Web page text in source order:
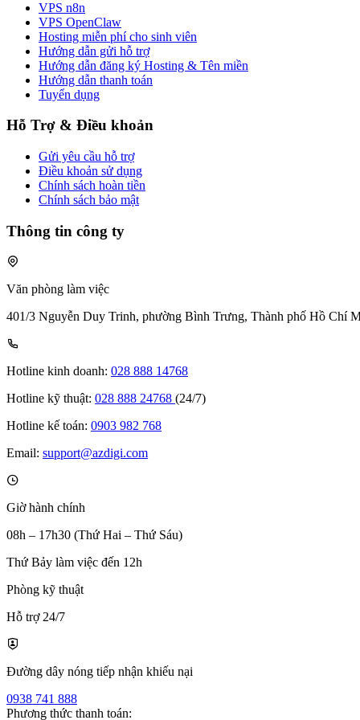
VPS n8n
VPS OpenClaw
Hosting miễn phí cho sinh viên
Hướng dẫn gửi hỗ trợ
Hướng dẫn đăng ký Hosting & Tên miền
Hướng dẫn thanh toán
Tuyển dụng
Hỗ Trợ & Điều khoản
Gửi yêu cầu hỗ trợ
Điều khoản sử dụng
Chính sách hoàn tiền
Chính sách bảo mật
Thông tin công ty
Văn phòng làm việc
401/3 Nguyễn Duy Trinh, phường Bình Trưng, Thành phố Hồ Chí
Hotline kinh doanh: 028 888 14768
Hotline kỹ thuật: 028 888 24768 (24/7)
Hotline kế toán: 0903 982 768
Email: support@azdigi.com
Giờ hành chính
08h – 17h30 (Thứ Hai – Thứ Sáu)
Thứ Bảy làm việc đến 12h
Phòng kỹ thuật
Hỗ trợ 24/7
Đường dây nóng tiếp nhận khiếu nại
0938 741 888
Phương thức thanh toán: